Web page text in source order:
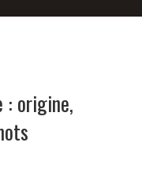
: origine,